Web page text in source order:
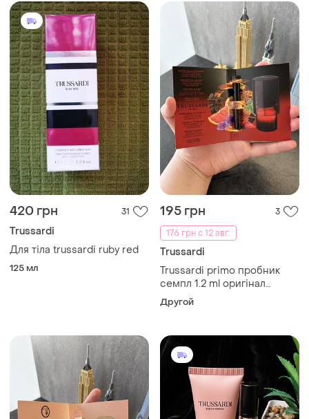
420 грн 31
Trussardi
Для тіла trussardi ruby red
125 мл
195 грн
3
176 грн с 12 авг.
Trussardi
Trussardi primo пробник
семпл 1.2 ml оригінал
чоловічі парфуми
грейпфрут тонка сандал
Другой